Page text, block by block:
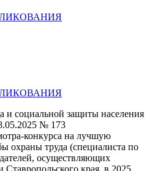
и социальной защиты населения
№ 173
конкурса на лучшую
охраны труда (специалиста по
осуществляющих
Ставропольского края, в 2025